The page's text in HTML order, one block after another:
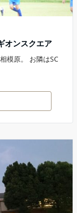
ンスクエア
模原。 お隣はSC